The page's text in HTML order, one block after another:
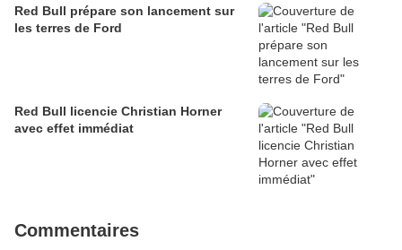
Red Bull prépare son lancement sur
les terres de Ford
Red Bull licencie Christian Horner
avec effet immédiat
Commentaires